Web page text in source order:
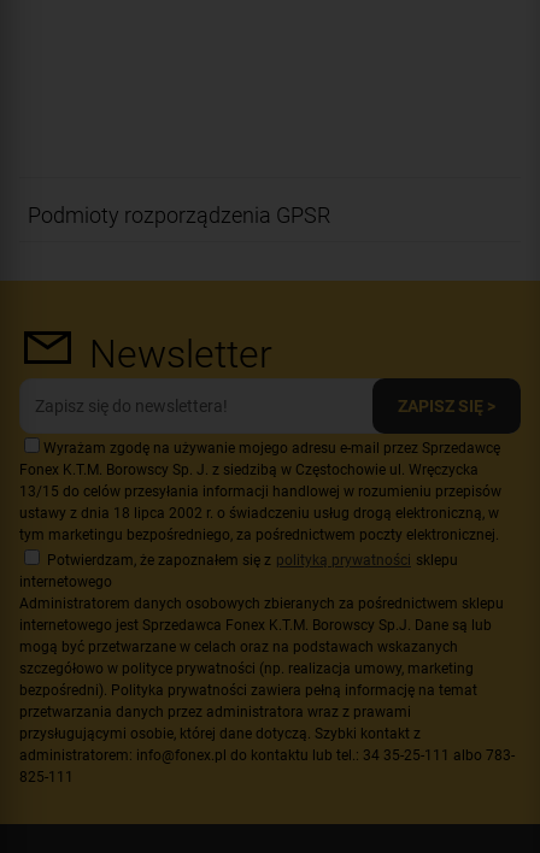
Podmioty rozporządzenia GPSR
Newsletter
ZAPISZ SIĘ >
Wyrażam zgodę na używanie mojego adresu e-mail przez Sprzedawcę
Fonex K.T.M. Borowscy Sp. J. z siedzibą w Częstochowie ul. Wręczycka
13/15 do celów przesyłania informacji handlowej w rozumieniu przepisów
ustawy z dnia 18 lipca 2002 r. o świadczeniu usług drogą elektroniczną, w
tym marketingu bezpośredniego, za pośrednictwem poczty elektronicznej.
Potwierdzam, że zapoznałem się z polityką prywatności sklepu
internetowego
Administratorem danych osobowych zbieranych za pośrednictwem sklepu
internetowego jest Sprzedawca Fonex K.T.M. Borowscy Sp.J. Dane są lub
mogą być przetwarzane w celach oraz na podstawach wskazanych
szczegółowo w polityce prywatności (np. realizacja umowy, marketing
bezpośredni). Polityka prywatności zawiera pełną informację na temat
przetwarzania danych przez administratora wraz z prawami
przysługującymi osobie, której dane dotyczą. Szybki kontakt z
administratorem: info@fonex.pl do kontaktu lub tel.: 34 35-25-111 albo 783-
825-111